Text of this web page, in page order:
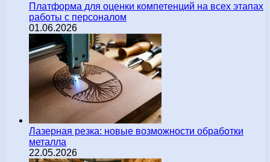
Платформа для оценки компетенций на всех этапах
работы с персоналом
01.06.2026
Лазерная резка: новые возможности обработки
металла
22.05.2026